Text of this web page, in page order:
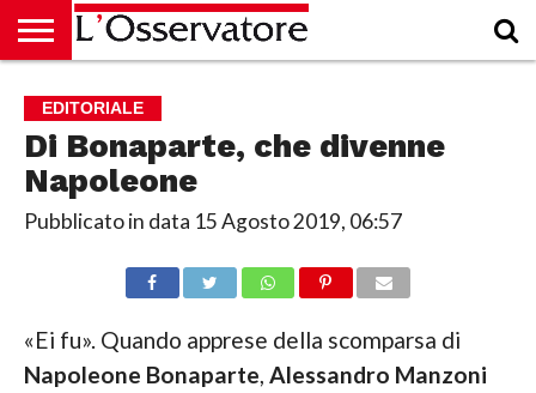
CULTURA
ECONOMIA
RUBRICHE
ARCHIVIO
PODCAST
ABBONAMENTO
CHI
SIAMO
ACCEDI
EDITORIALE
Di Bonaparte, che divenne
Napoleone
Pubblicato in data 15 Agosto 2019, 06:57
«Ei fu». Quando apprese della scomparsa di
Napoleone Bonaparte, Alessandro Manzoni